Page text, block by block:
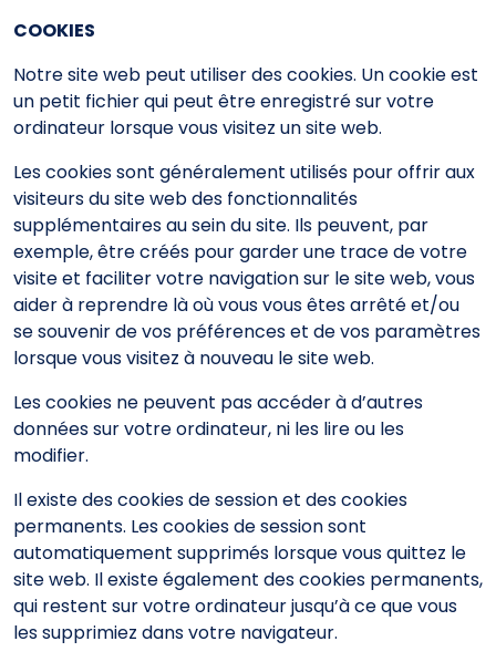
COOKIES
Notre site web peut utiliser des cookies. Un cookie est
un petit fichier qui peut être enregistré sur votre
ordinateur lorsque vous visitez un site web.
Les cookies sont généralement utilisés pour offrir aux
visiteurs du site web des fonctionnalités
supplémentaires au sein du site. Ils peuvent, par
exemple, être créés pour garder une trace de votre
visite et faciliter votre navigation sur le site web, vous
aider à reprendre là où vous vous êtes arrêté et/ou
se souvenir de vos préférences et de vos paramètres
lorsque vous visitez à nouveau le site web.
Les cookies ne peuvent pas accéder à d’autres
données sur votre ordinateur, ni les lire ou les
modifier.
Il existe des cookies de session et des cookies
permanents. Les cookies de session sont
automatiquement supprimés lorsque vous quittez le
site web. Il existe également des cookies permanents,
qui restent sur votre ordinateur jusqu’à ce que vous
les supprimiez dans votre navigateur.